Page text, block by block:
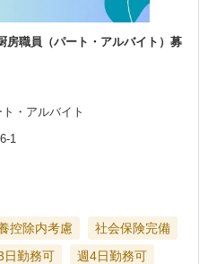
房職員（パート・アルバイト）募
・アルバイト
1
控除内考慮
社会保険完備
日勤務可
週4日勤務可